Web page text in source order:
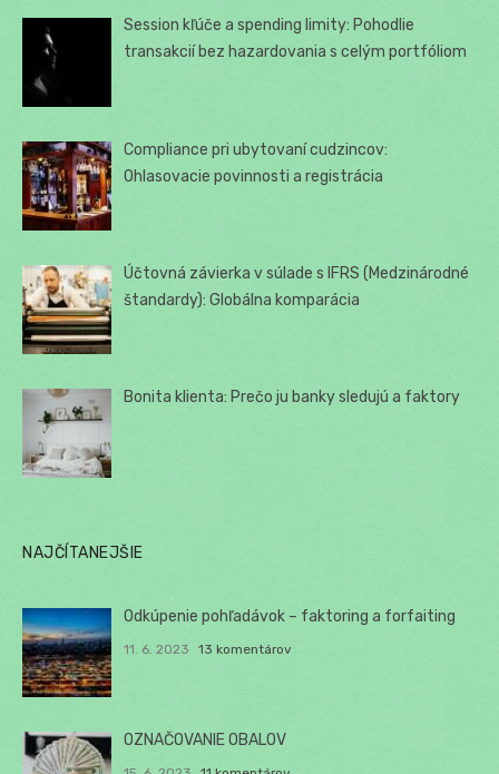
Session kľúče a spending limity: Pohodlie
transakcií bez hazardovania s celým portfóliom
Compliance pri ubytovaní cudzincov:
Ohlasovacie povinnosti a registrácia
Účtovná závierka v súlade s IFRS (Medzinárodné
štandardy): Globálna komparácia
Bonita klienta: Prečo ju banky sledujú a faktory
NAJČÍTANEJŠIE
Odkúpenie pohľadávok – faktoring a forfaiting
11. 6. 2023 13 komentárov
OZNAČOVANIE OBALOV